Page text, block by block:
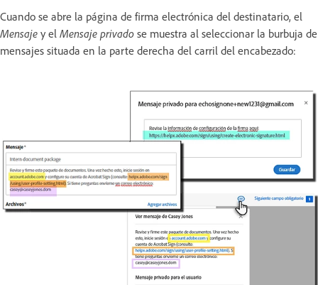
Cuando se abre la página de firma electrónica del destinatario, el
Mensaje y el Mensaje privado se muestra al seleccionar la burbuja de
mensajes situada en la parte derecha del carril del encabezado: